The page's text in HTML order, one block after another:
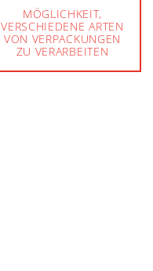
MÖGLICHKEIT,
VERSCHIEDENE ARTEN
VON VERPACKUNGEN
ZU VERARBEITEN